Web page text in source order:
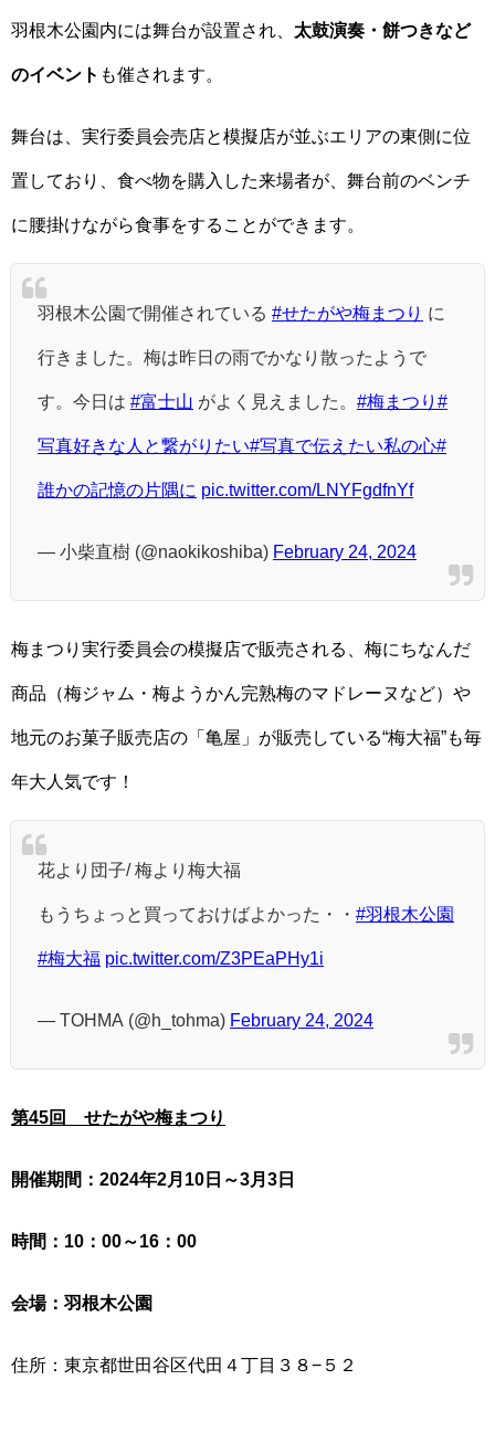
羽根木公園内には舞台が設置され、 太鼓演奏・餅つきなど
のイベント も催されます。
舞台は、実行委員会売店と模擬店が並ぶエリアの東側に位
置しており、食べ物を購入した来場者が、舞台前のベンチ
に腰掛けながら食事をすることができます。
羽根木公園で開催されている #せたがや梅まつり に
行きました。梅は昨日の雨でかなり散ったようで
す。今日は #富士山 がよく見えました。 #梅まつり #
写真好きな人と繋がりたい#写真で伝えたい私の心#
誰かの記憶の片隅に pic.twitter.com/LNYFgdfnYf
— 小柴直樹 (@naokikoshiba) February 24, 2024
梅まつり実行委員会の模擬店で販売される、梅にちなんだ
商品（梅ジャム・梅ようかん完熟梅のマドレーヌなど）や
地元のお菓子販売店の「亀屋」が販売している“梅大福”も毎
年大人気です！
花より団子/ 梅より梅大福
もうちょっと買っておけばよかった・・ #羽根木公園
#梅大福 pic.twitter.com/Z3PEaPHy1i
— TOHMA (@h_tohma) February 24, 2024
第45回 せたがや梅まつり
開催期間：2024年2月10日～3月3日
時間：10：00～16：00
会場：羽根木公園
住所：東京都世田谷区代田４丁目３８−５２